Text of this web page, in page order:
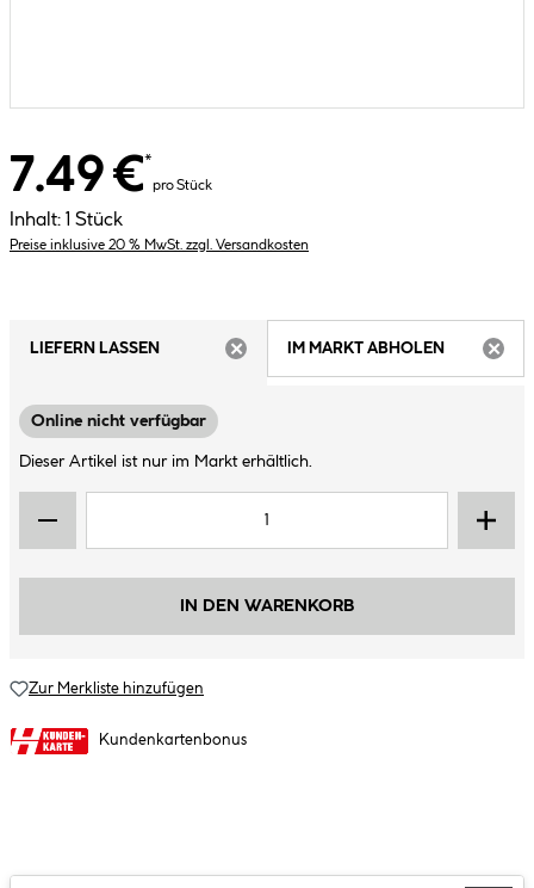
7.49 €*
pro Stück
Inhalt: 1 Stück
Preise inklusive 20 % MwSt. zzgl. Versandkosten
LIEFERN LASSEN
IM MARKT ABHOLEN
Online nicht verfügbar
Dieser Artikel ist nur im Markt erhältlich.
IN DEN WARENKORB
Zur Merkliste hinzufügen
Kundenkartenbonus